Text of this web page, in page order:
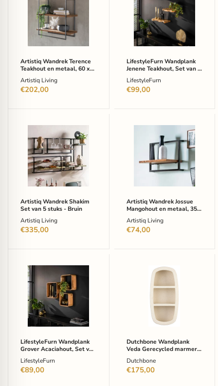
Terence
Teakhout
metaal,
-
Bruin
Artistiq Wandrek Terence
Teakhout en metaal, 60 x
Artistiq Living
€202,00
Jenene
Teakhout,
Set
van
stuks
Massief
gerecycled
teakhout
LifestyleFurn Wandplank
Jenene Teakhout, Set van 3
teakhout
LifestyleFurn
€99,00
Artistiq
Wandrek
Shakim
Set
van
stuks
Artistiq Wandrek Shakim
Set van 5 stuks - Bruin
Artistiq Living
€335,00
Artistiq
Mangohout
-
Bruin
Artistiq Wandrek Jossue
Mangohout en metaal, 35 x
Artistiq Living
€74,00
LifestyleFurn
Wandplank
Grover
Acaciahout,
Set
van
stuks
Massief
acacia
naturel
LifestyleFurn Wandplank
Grover Acaciahout, Set van
naturel
LifestyleFurn
€89,00
Dutchbone
Wandplank
Gerecycled
Beige
Dutchbone Wandplank
Veda Gerecycled marmer,
Dutchbone
€175,00